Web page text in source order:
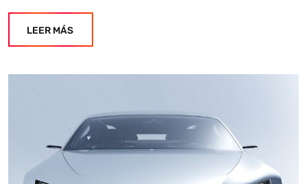
LEER MÁS